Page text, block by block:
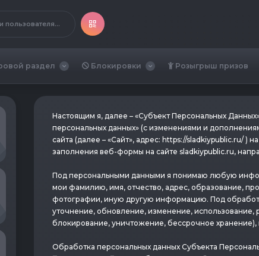
пользователя...
раздел Блокировки Розыгрыш призов
Настоящим я, далее – «Субъект Персональных
персональных данных» (с изменениями и
сайта (далее – «Сайт», адрес: https://sladkiypublic.ru/ )
заполнения веб-формы на сайте sladkiypublic.ru,
Под персональными данными я понимаю любую
мои фамилию, имя, отчество, адрес, образование,
фотографии, иную другую информацию. Под
уточнение, обновление, изменение,
блокирование, уничтожение, бессрочное
Обработка персональных данных Субъекта